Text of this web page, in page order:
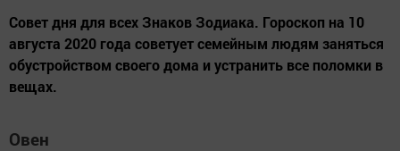
Совет дня для всех Знаков Зодиака. Гороскоп на 10
августа 2020 года советует семейным людям заняться
обустройством своего дома и устранить все поломки в
вещах.
Овен